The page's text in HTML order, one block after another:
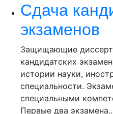
Сдача
экзаменов
Защищающие
кандидатских
истории науки,
специальности.
специальными
Первые два